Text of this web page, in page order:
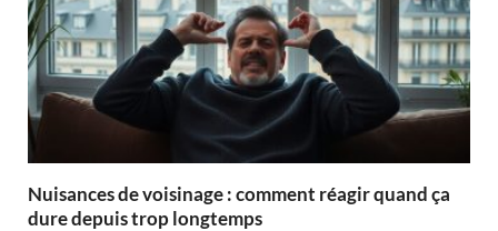
Nuisances de voisinage : comment réagir quand ça
dure depuis trop longtemps